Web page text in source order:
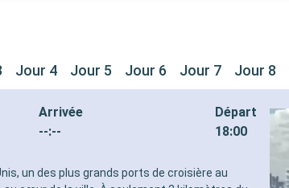
Jour 4 Jour 5 Jour 6 Jour 7 Jour 8
Arrivée
--:--
Départ
18:00
un des plus grands ports de croisière au